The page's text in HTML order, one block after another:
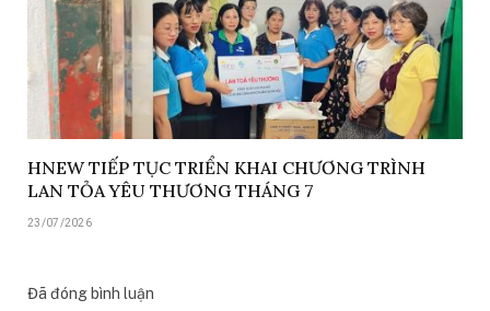
HNEW TIẾP TỤC TRIỂN KHAI CHƯƠNG TRÌNH
LAN TỎA YÊU THƯƠNG THÁNG 7
23/07/2026
Đã đóng bình luận